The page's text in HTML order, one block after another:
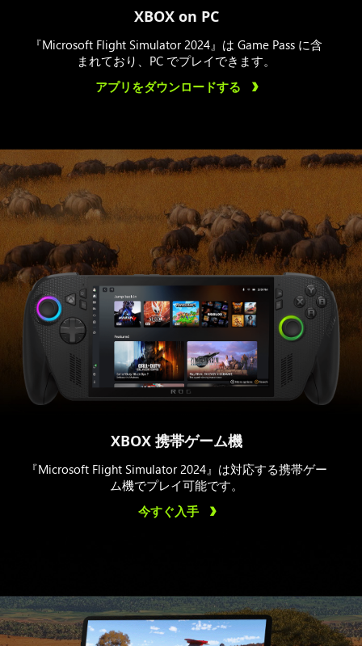
XBOX on PC
『Microsoft Flight Simulator 2024』は Game Pass に含
まれており、PC でプレイできます。
アプリをダウンロードする
XBOX 携帯ゲーム機
『Microsoft Flight Simulator 2024』は対応する携帯ゲー
ム機でプレイ可能です。
今すぐ入手